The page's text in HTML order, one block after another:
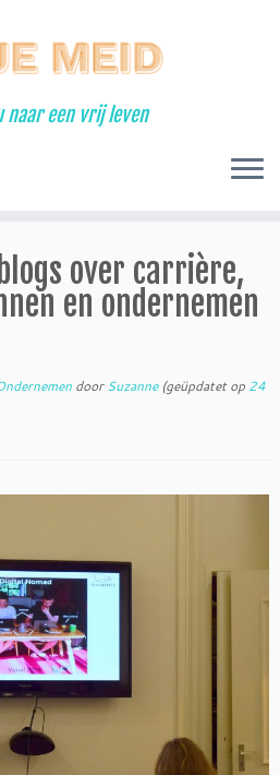
naar een vrij leven
over carrière,
en ondernemen
doorSuzanne(geüpdatet op 24